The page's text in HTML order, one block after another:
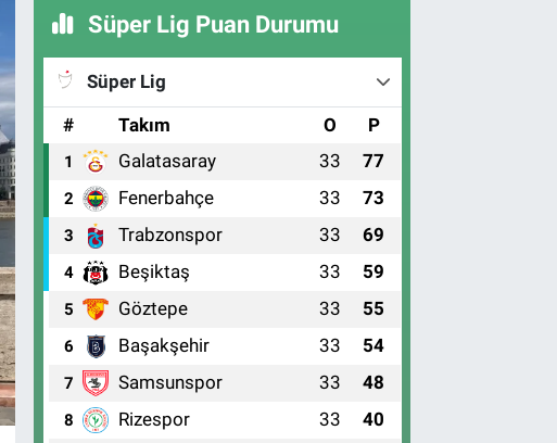
Süper Lig Puan Durumu
Süper Lig
#
Takım O P
1 Galatasaray 33 77
2 Fenerbahçe 33 73
3 Trabzonspor 33 69
4 Beşiktaş 33 59
5 Göztepe 33 55
6 Başakşehir 33 54
7 Samsunspor 33 48
8 Rizespor 33 40